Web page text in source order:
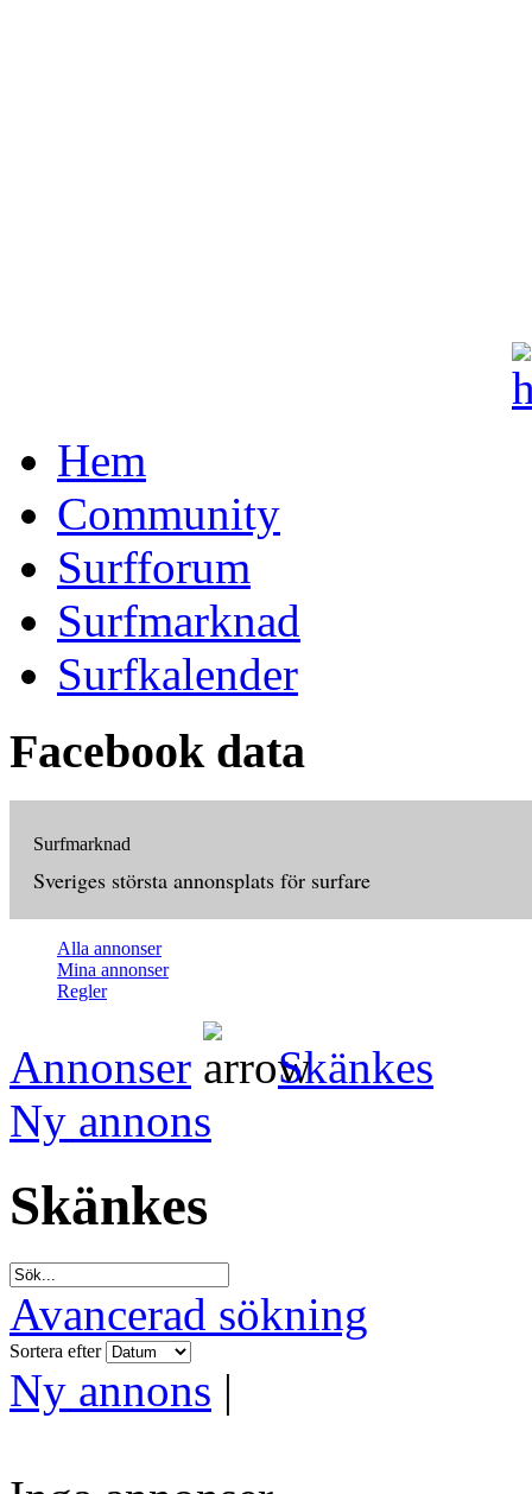
Hem
Community
Surfforum
Surfmarknad
Surfkalender
Facebook data
Surfmarknad
Sveriges största annonsplats för surfare
Alla annonser
Mina annonser
Regler
Annonser
Skänkes
Ny annons
Skänkes
Avancerad sökning
Sortera efter
Ny annons |